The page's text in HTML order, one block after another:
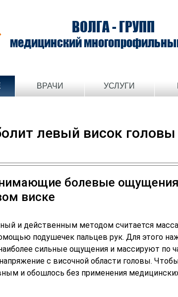
ВОЛГА - ГРУПП
медицинский
ВРАЧИ УСЛУГИ
левый висок головы
болевые
виске
и действенным методом считается
подушечек пальцев рук. Для этого
сильные ощущения и массируют по
с височной области головы.
и обошлось без применения